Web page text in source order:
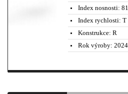
Index nosnosti:
Index rychlosti: T
Konstrukce: R
Rok výroby: